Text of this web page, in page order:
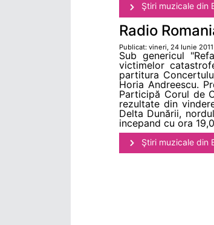
Ştiri muzicale din
Radio
Publicat: vineri, 24 Iunie
Sub genericul
victimelor
partitura
Horia Andreescu.
Participă Corul de
rezultate din
Delta Dunării,
incepand cu ora
Ştiri muzicale din